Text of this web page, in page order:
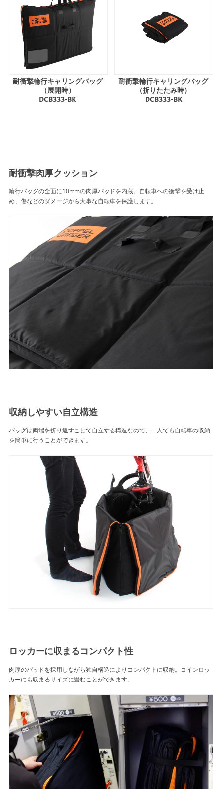
耐衝撃輪行キャリングバッグ
（展開時）
DCB333-BK
耐衝撃輪行キャリングバッグ
（折りたたみ時）
DCB333-BK
耐衝撃肉厚クッション
輪行バッグの全面に10mmの肉厚パッドを内蔵。自転車への衝撃を受け止
め、傷などのダメージから大事な自転車を保護します。
収納しやすい自立構造
バッグは両端を折り返すことで自立する構造なので、一人でも自転車の収納
を簡単に行うことができます。
ロッカーに収まるコンパクト性
肉厚のパッドを採用しながら独自構造によりコンパクトに収納。コインロッ
カーにも収まるサイズに畳むことができます。